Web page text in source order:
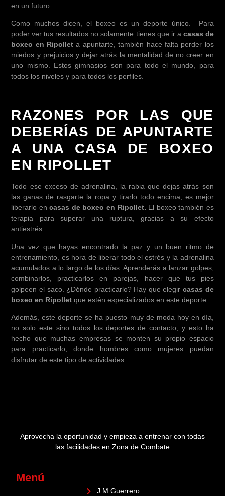
en un futuro.
Como muchos dicen, el boxeo es un deporte único. Para
poder ver tus resultados no solamente tienes que ir a casas de
boxeo en Ripolleta apuntarte, también hace falta perder los
miedos y prejuicios y dejar atrás la mentalidad de no creer en
uno mismo. Estos gimnasios son para todo el mundo, para
todos los niveles y para todos los perfiles.
RAZONES POR LAS QUE
DEBERÍAS DE APUNTARTE
A UNA CASA DE BOXEO
EN RIPOLLET
Todo ese exceso de adrenalina, la rabia que dejas atrás son
las ganas de rasgarte la ropa y tirarlo todo encima, es mejor
liberarlo encasas de boxeo en Ripollet. El boxeo también es
terapia para superar una ruptura, gracias a su efecto
antiestrés.
Una vez que hayas encontrado la paz y un buen ritmo de
entrenamiento, es hora de liberar todo el estrés y la adrenalina
acumulados a lo largo de los días. Aprenderás a lanzar golpes,
combinarlos, practicarlos en parejas, hacer que tus pies
golpeen el saco. ¿Dónde practicarlo? Hay que elegircasas de
boxeo en Ripollet que estén especializados en este deporte.
Además, este deporte se ha puesto muy de moda hoy en día,
no solo este sino todos los deportes de contacto, y esto ha
hecho que muchas empresas se monten su propio espacio
para practicarlo, donde hombres como mujeres puedan
disfrutar de este tipo de actividades.
Aprovecha la oportunidad y empieza a entrenar con todas
las facilidades en Zona de Combate
Menú
J.M Guerrero